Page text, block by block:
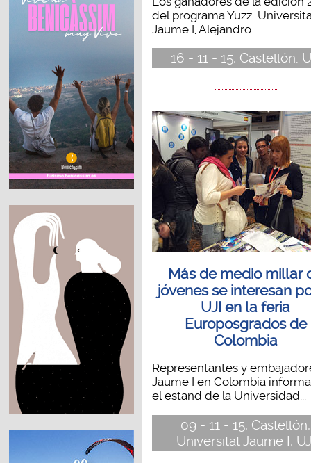
del programa Yuzz
Jaume I, Alejandro...
16 - 11 - 15, Castellón.
Más de medio millar
jóvenes se interesan
UJI en la feria
Europosgrados de
Colombia
Representantes y
Jaume I en Colombia
el estand de la Universidad...
09 - 11 - 15, Castellón,
Universitat Jaume I,